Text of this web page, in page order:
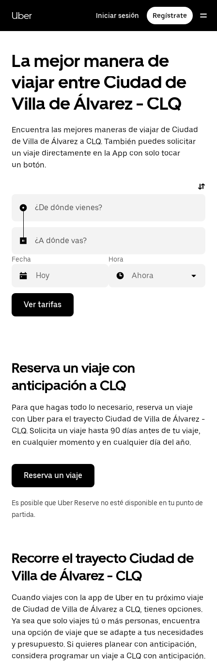
contenido
principal
Uber Iniciar sesión Regístrate
La mejor manera de
viajar entre Ciudad de
Villa de Álvarez - CLQ
Encuentra las mejores maneras de viajar de Ciudad
de Villa de Álvarez a CLQ. También puedes solicitar
un viaje directamente en la App con solo tocar
un botón.
¿De dónde vienes?
¿A dónde vas?
Fecha
Presiona
flecha
el
y
selecciona
una
fecha.
Presiona
la
tecla Esc
para
el
calendario.
Hora
Ahora
Ver tarifas
Reserva un viaje con
anticipación a CLQ
Para que hagas todo lo necesario, reserva un viaje
con Uber para el trayecto Ciudad de Villa de Álvarez -
CLQ. Solicita un viaje hasta 90 días antes de tu viaje,
en cualquier momento y en cualquier día del año.
Reserva un viaje
Es posible que Uber Reserve no esté disponible en tu punto de
partida.
Recorre el trayecto Ciudad de
Villa de Álvarez - CLQ
Cuando viajes con la app de Uber en tu próximo viaje
de Ciudad de Villa de Álvarez a CLQ, tienes opciones.
Ya sea que solo viajes tú o más personas, encuentra
una opción de viaje que se adapte a tus necesidades
y presupuesto. Si quieres planear con anticipación,
considera programar un viaje a CLQ con anticipación.